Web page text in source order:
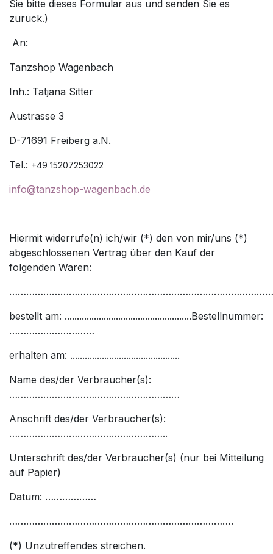
Sie bitte dieses Formular aus und senden Sie es
zurück.)
An:
Tanzshop Wagenbach
Inh.: Tatjana Sitter
Austrasse 3
D-71691 Freiberg a.N.
Tel.: +49 15207253022
info@tanzshop-wagenbach.de
Hiermit widerrufe(n) ich/wir (*) den von mir/uns (*)
abgeschlossenen Vertrag über den Kauf der
folgenden Waren:
bestellt am: ....................................................Bestellnummer:
…………………………
erhalten am: .............................................
Name des/der Verbraucher(s):
……………………………………………………
Anschrift des/der Verbraucher(s):
………………………………………………..
Unterschrift des/der Verbraucher(s) (nur bei Mitteilung
auf Papier)
Datum: ………………
…………………………………………………………………….
(*) Unzutreffendes streichen.